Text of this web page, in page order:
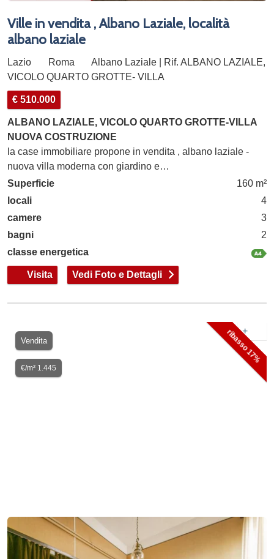
Ville in vendita , Albano Laziale, località
albano laziale
Lazio Roma
Albano Laziale | Rif. ALBANO LAZIALE,
VICOLO QUARTO GROTTE- VILLA
€ 510.000
ALBANO LAZIALE, VICOLO QUARTO GROTTE-VILLA
NUOVA COSTRUZIONE
la case immobiliare propone in vendita , albano laziale -
nuova villa moderna con giardino e…
Superficie
160 m²
locali
4
camere
3
bagni
2
classe energetica
Visita Vedi Foto e Dettagli
Vendita
€/m² 1.445
+
ribasso 17%